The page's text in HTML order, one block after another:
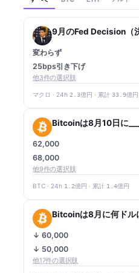
9月のFed Decision（
変わらず
25bps引き下げ
他3件の選択肢
マクロ · 24h 2.3億円 · 累計 33.9億円
Bitcoinは8月10日に
62,000
68,000
他9件の選択肢
BTC · 24h 1.2億円 · 累計 1.4億円
Bitcoinは8月に何ドル
↓ 60,000
↓ 50,000
他17件の選択肢